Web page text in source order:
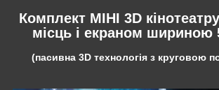
Комплект МІНІ 3D
місць і екраном шириною
(пасивна 3D технологія з круговою